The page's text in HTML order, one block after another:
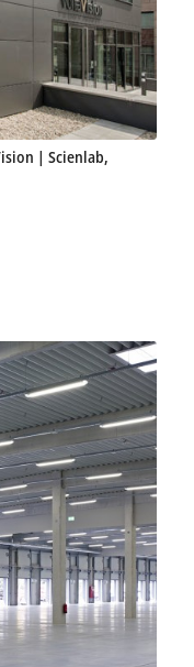
| Scienlab,